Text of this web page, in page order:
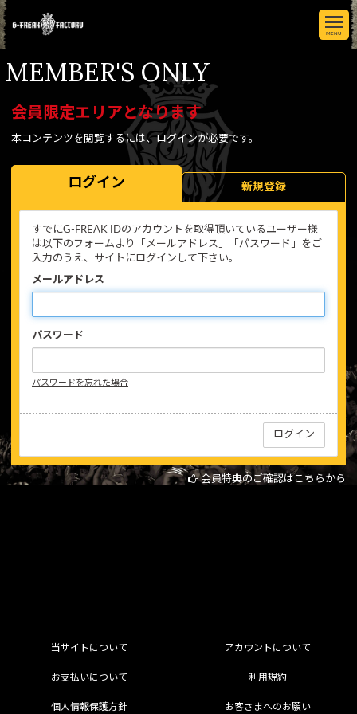
MENU
MEMBER'S ONLY
会員限定エリアとなります
本コンテンツを閲覧するには、ログインが必要です。
ログイン 新規登録
すでにG-FREAK IDのアカウントを取得頂いているユーザー様
は以下のフォームより「メールアドレス」「パスワード」をご
入力のうえ、サイトにログインして下さい。
メールアドレス
パスワード
パスワードを忘れた場合
会員特典のご確認はこちらから
当サイトについて アカウントについて
お支払いについて 利用規約
個人情報保護方針 お客さまへのお願い